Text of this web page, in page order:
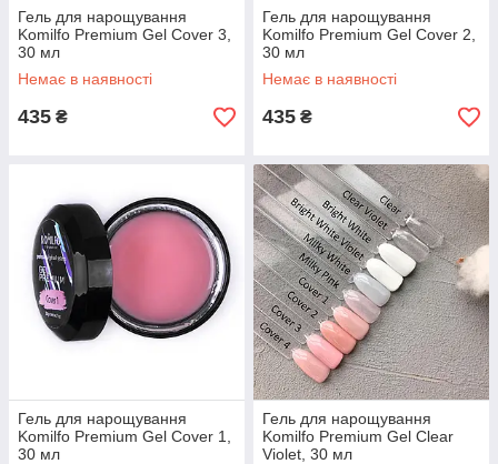
Гель для нарощування
Komilfo Premium Gel Cover 3,
30 мл
Немає в наявності
435 ₴
Гель для нарощування
Komilfo Premium Gel Cover 2,
30 мл
Немає в наявності
435 ₴
Гель для нарощування
Komilfo Premium Gel Cover 1,
30 мл
Гель для нарощування
Komilfo Premium Gel Clear
Violet, 30 мл